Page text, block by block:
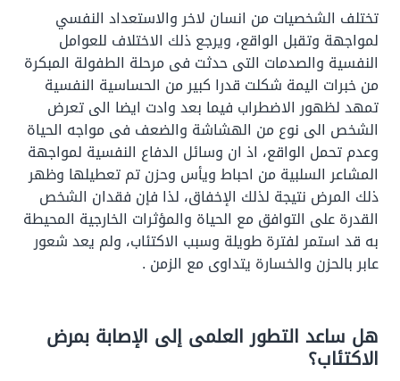
تختلف الشخصيات من انسان لاخر والاستعداد النفسي
لمواجهة وتقبل الواقع، ويرجع ذلك الاختلاف للعوامل
النفسية والصدمات التى حدثت فى مرحلة الطفولة المبكرة
من خبرات اليمة شكلت قدرا كبير من الحساسية النفسية
تمهد لظهور الاضطراب فيما بعد وادت ايضا الى تعرض
الشخص الى نوع من الهشاشة والضعف فى مواجه الحياة
وعدم تحمل الواقع، اذ ان وسائل الدفاع النفسية لمواجهة
المشاعر السلبية من احباط ويأس وحزن تم تعطيلها وظهر
ذلك المرض نتيجة لذلك الإخفاق، لذا فإن فقدان الشخص
القدرة على التوافق مع الحياة والمؤثرات الخارجية المحيطة
به قد استمر لفترة طويلة وسبب الاكتئاب، ولم يعد شعور
عابر بالحزن والخسارة يتداوى مع الزمن .
هل ساعد التطور العلمى إلى الإصابة بمرض
الاكتئاب؟